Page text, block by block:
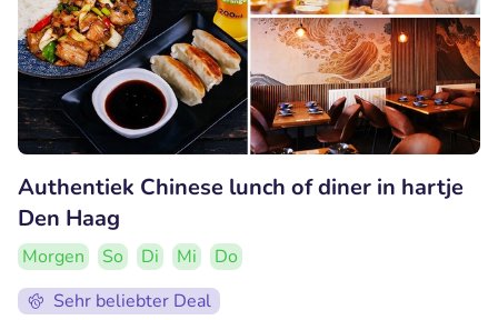
Authentiek Chinese lunch of diner in hartje
Den Haag
Morgen So Di Mi
Do
Sehr beliebter Deal